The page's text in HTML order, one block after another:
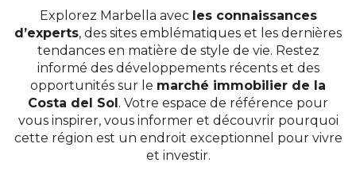
Explorez Marbella avec les connaissances
d’experts, des sites emblématiques et les dernières
tendances en matière de style de vie. Restez
informé des développements récents et des
opportunités sur le marché immobilier de la
Costa del Sol. Votre espace de référence pour
vous inspirer, vous informer et découvrir pourquoi
cette région est un endroit exceptionnel pour vivre
et investir.